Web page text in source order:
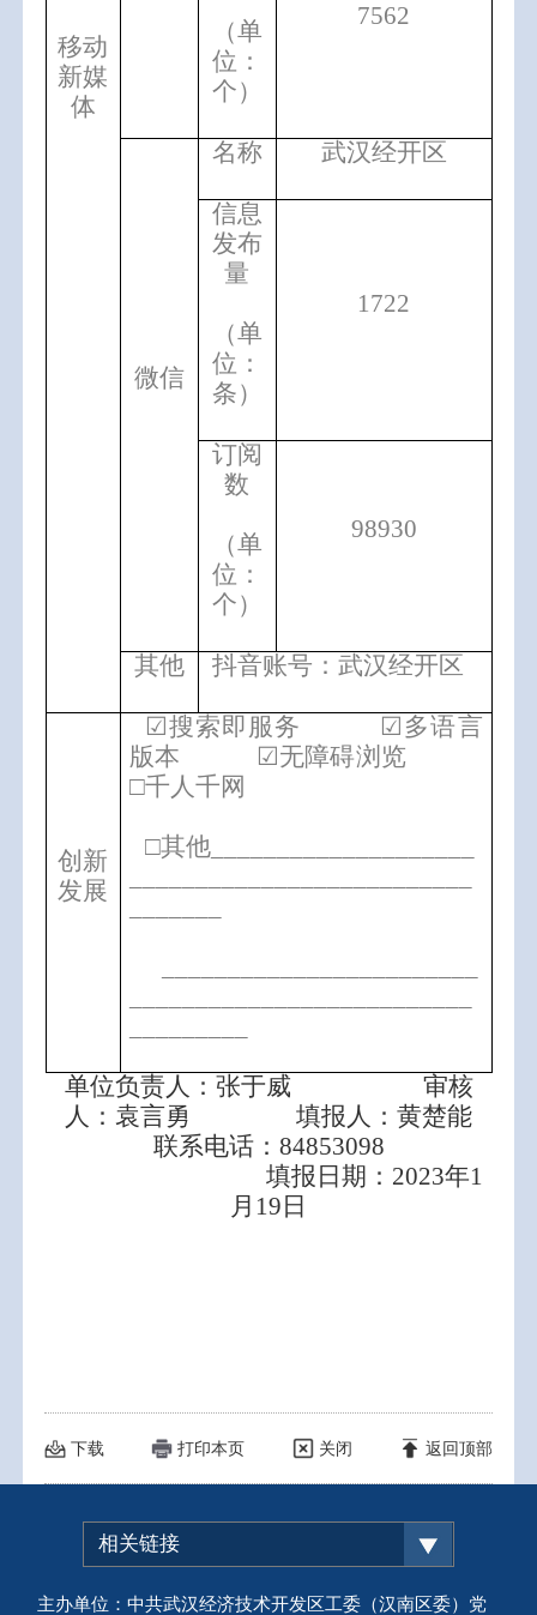
移动
新媒
体
（单
位：
个）
7562
微信
名称 武汉经开区
信息
发布
量
（单
位：
条）
1722
订阅
数
（单
位：
个）
98930
其他 抖音账号：武汉经开区
创新
发展
☑搜索即服务 ☑多语言
版本 ☑无障碍浏览
□千人千网
□其他____________________
单位负责人：张于威 审核
人：袁言勇 填报人：黄楚能
联系电话：84853098
填报日期：2023年1
月19日
下载 打印本页 关闭 返回顶部
相关链接
主办单位：中共武汉经济技术开发区工委（汉南区委）党